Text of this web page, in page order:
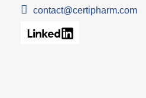
contact@certipharm.com